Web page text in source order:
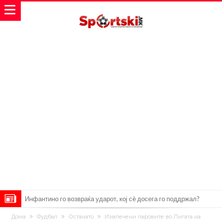
„Влегувам на стадионот за да го разнесам Меси со четири бомби“
Реал потроши повеќе од 200 милиони евра, но не го затвора
Дома Фудбал Останато
Извлечени паровите во Лигата на